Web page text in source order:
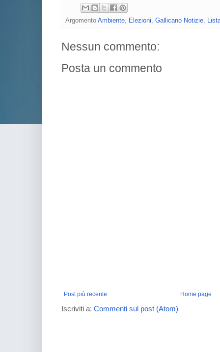
Argomento Ambiente Elezioni Gallicano Notizie
Nessun commento:
Posta un commento
Post più recente Home page
Iscriviti a: Commenti sul post (Atom)